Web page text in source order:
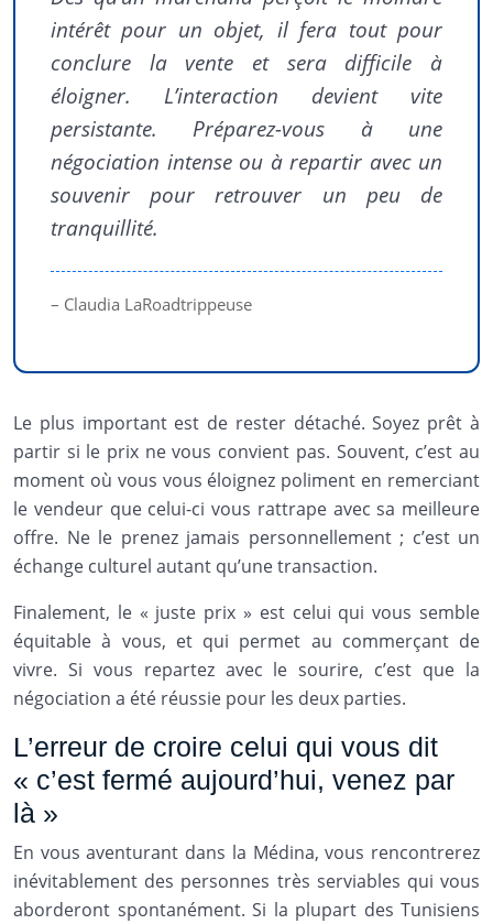
intérêt pour un objet, il fera tout pour
conclure la vente et sera difficile à
éloigner. L’interaction devient vite
persistante. Préparez-vous à une
négociation intense ou à repartir avec un
souvenir pour retrouver un peu de
tranquillité.
– Claudia LaRoadtrippeuse
Le plus important est de rester détaché. Soyez prêt à
partir si le prix ne vous convient pas. Souvent, c’est au
moment où vous vous éloignez poliment en remerciant
le vendeur que celui-ci vous rattrape avec sa meilleure
offre. Ne le prenez jamais personnellement ; c’est un
échange culturel autant qu’une transaction.
Finalement, le « juste prix » est celui qui vous semble
équitable à vous, et qui permet au commerçant de
vivre. Si vous repartez avec le sourire, c’est que la
négociation a été réussie pour les deux parties.
L’erreur de croire celui qui vous dit
« c’est fermé aujourd’hui, venez par
là »
En vous aventurant dans la Médina, vous rencontrerez
inévitablement des personnes très serviables qui vous
aborderont spontanément. Si la plupart des Tunisiens